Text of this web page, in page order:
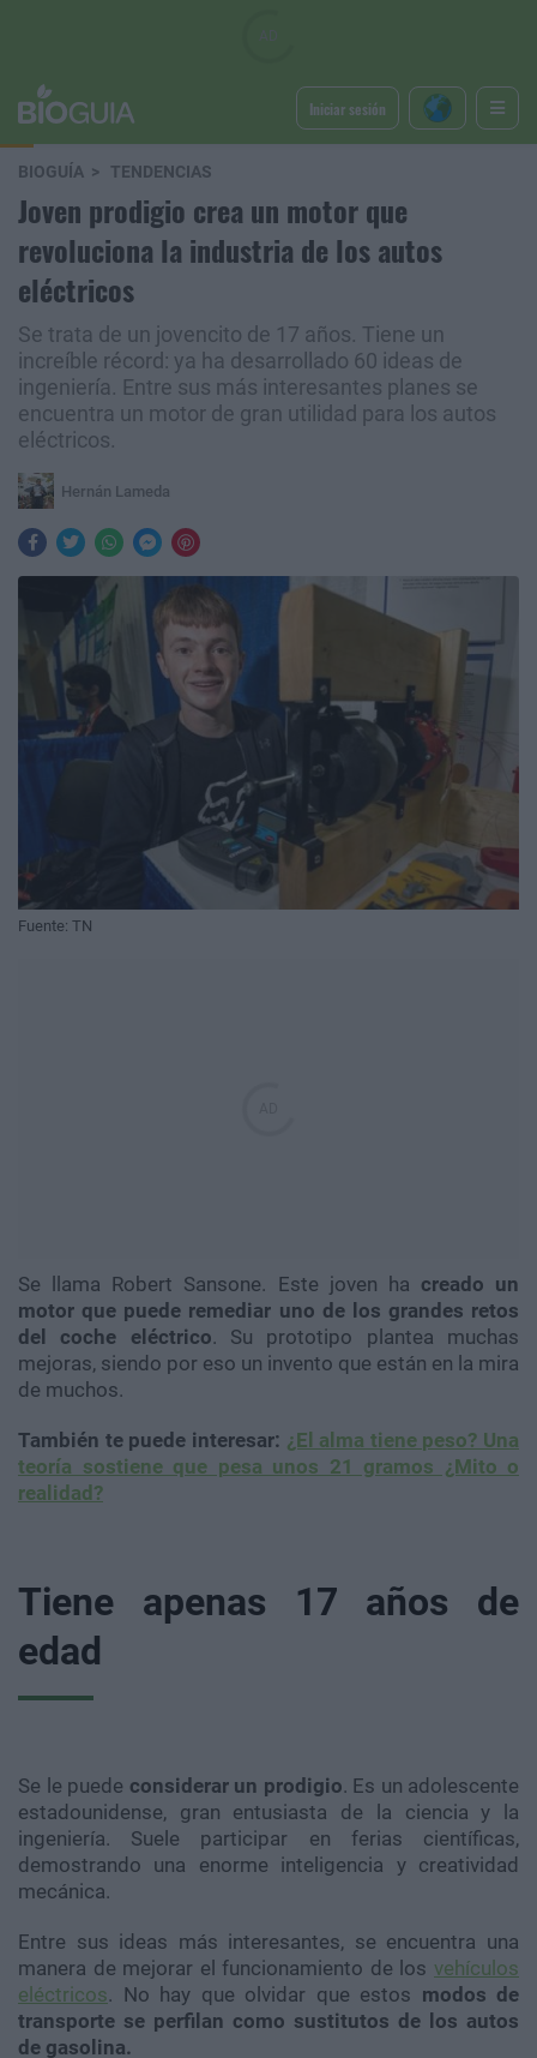
Iniciar sesión
BIOGUÍA TENDENCIAS
Joven prodigio crea un motor que
revoluciona la industria de los autos
eléctricos
Se trata de un jovencito de 17 años. Tiene un
increíble récord: ya ha desarrollado 60 ideas de
ingeniería. Entre sus más interesantes planes se
encuentra un motor de gran utilidad para los autos
eléctricos.
Hernán Lameda
Fuente: TN
Se llama Robert Sansone. Este joven ha creado un
motor que puede remediar uno de los grandes retos
del coche eléctrico. Su prototipo plantea muchas
mejoras, siendo por eso un invento que están en la mira
de muchos.
También te puede interesar: ¿El alma tiene peso? Una
teoría sostiene que pesa unos 21 gramos ¿Mito o
realidad?
Tiene apenas 17 años de
edad
Se le puede considerar un prodigio. Es un adolescente
estadounidense, gran entusiasta de la ciencia y la
ingeniería. Suele participar en ferias científicas,
demostrando una enorme inteligencia y creatividad
mecánica.
Entre sus ideas más interesantes, se encuentra una
manera de mejorar el funcionamiento de los vehículos
eléctricos. No hay que olvidar que estos modos de
transporte se perfilan como sustitutos de los autos
de gasolina.